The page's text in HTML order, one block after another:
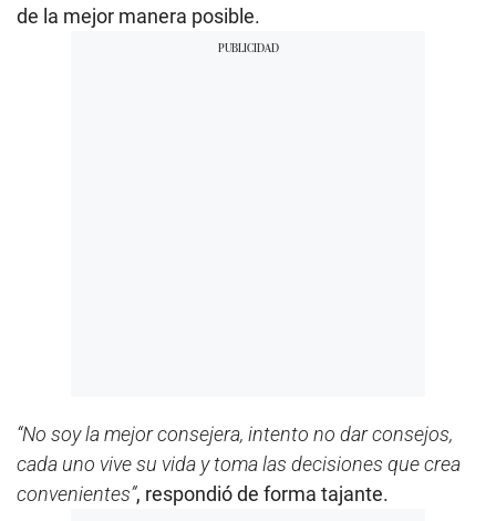
de la mejor manera posible.
“No soy la mejor consejera, intento no dar consejos,
cada uno vive su vida y toma las decisiones que crea
convenientes”, respondió de forma tajante.